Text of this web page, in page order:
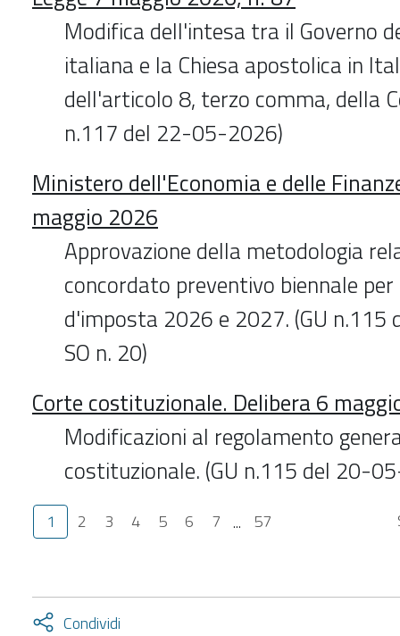
Modifica dell'intesa tra il Governo
italiana e la Chiesa apostolica in
dell'articolo 8, terzo comma, della
n.117 del 22-05-2026)
Ministero dell'Economia e delle
maggio 2026
Approvazione della metodologia
concordato preventivo biennale
d'imposta 2026 e 2027. (GU
SO n. 20)
Corte costituzionale. Delibera 6
Modificazioni al regolamento
costituzionale. (GU n.115 del 20-
1 2 3 4 5 6 7 ... 57
Condividi
Attiva